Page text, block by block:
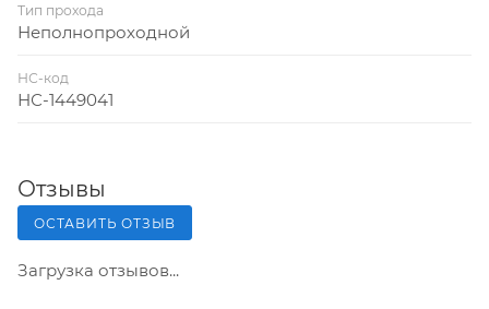
Тип прохода
Неполнопроходной
НС-код
НС-1449041
Отзывы
ОСТАВИТЬ ОТЗЫВ
Загрузка отзывов...